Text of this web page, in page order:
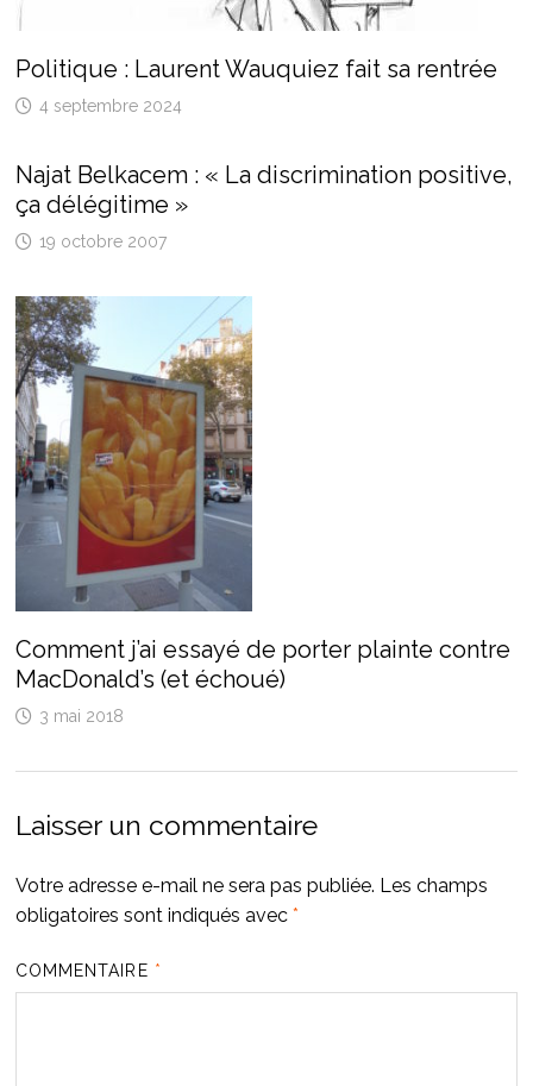
Politique : Laurent Wauquiez fait sa rentrée
4 septembre 2024
Najat Belkacem : « La discrimination positive,
ça délégitime »
19 octobre 2007
Comment j’ai essayé de porter plainte contre
MacDonald’s (et échoué)
3 mai 2018
Laisser un commentaire
Votre adresse e-mail ne sera pas publiée. Les champs
obligatoires sont indiqués avec *
COMMENTAIRE *